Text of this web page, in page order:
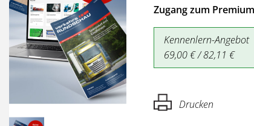
Zugang zum
Kennenlern-Angebot
69,00 € / 82,11 €
Drucken